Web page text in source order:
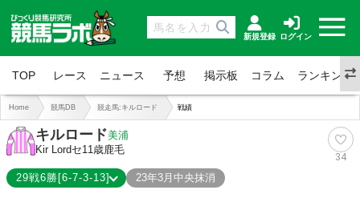
新規登録 ログイン
TOP レース ニュース 予想 掲示板 コラム ランキング
Home 競馬DB 競走馬:キルロード 戦績
キルロード美浦
Kir Lordセ11歳鹿毛
34
29戦6勝[6-7-3-13]
23年3月中央抹消